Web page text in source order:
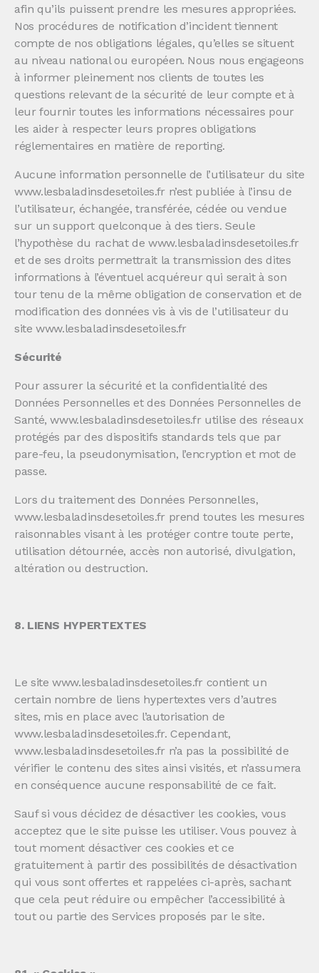
afin qu’ils puissent prendre les mesures appropriées.
Nos procédures de notification d’incident tiennent
compte de nos obligations légales, qu’elles se situent
au niveau national ou européen. Nous nous engageons
à informer pleinement nos clients de toutes les
questions relevant de la sécurité de leur compte et à
leur fournir toutes les informations nécessaires pour
les aider à respecter leurs propres obligations
réglementaires en matière de reporting.
Aucune information personnelle de l’utilisateur du site
www.lesbaladinsdesetoiles.fr n’est publiée à l’insu de
l’utilisateur, échangée, transférée, cédée ou vendue
sur un support quelconque à des tiers. Seule
l’hypothèse du rachat de www.lesbaladinsdesetoiles.fr
et de ses droits permettrait la transmission des dites
informations à l’éventuel acquéreur qui serait à son
tour tenu de la même obligation de conservation et de
modification des données vis à vis de l’utilisateur du
site www.lesbaladinsdesetoiles.fr
Sécurité
Pour assurer la sécurité et la confidentialité des
Données Personnelles et des Données Personnelles de
Santé, www.lesbaladinsdesetoiles.fr utilise des réseaux
protégés par des dispositifs standards tels que par
pare-feu, la pseudonymisation, l’encryption et mot de
passe.
Lors du traitement des Données Personnelles,
www.lesbaladinsdesetoiles.fr prend toutes les mesures
raisonnables visant à les protéger contre toute perte,
utilisation détournée, accès non autorisé, divulgation,
altération ou destruction.
8. LIENS HYPERTEXTES
Le site www.lesbaladinsdesetoiles.fr contient un
certain nombre de liens hypertextes vers d’autres
sites, mis en place avec l’autorisation de
www.lesbaladinsdesetoiles.fr. Cependant,
www.lesbaladinsdesetoiles.fr n’a pas la possibilité de
vérifier le contenu des sites ainsi visités, et n’assumera
en conséquence aucune responsabilité de ce fait.
Sauf si vous décidez de désactiver les cookies, vous
acceptez que le site puisse les utiliser. Vous pouvez à
tout moment désactiver ces cookies et ce
gratuitement à partir des possibilités de désactivation
qui vous sont offertes et rappelées ci-après, sachant
que cela peut réduire ou empêcher l’accessibilité à
tout ou partie des Services proposés par le site.